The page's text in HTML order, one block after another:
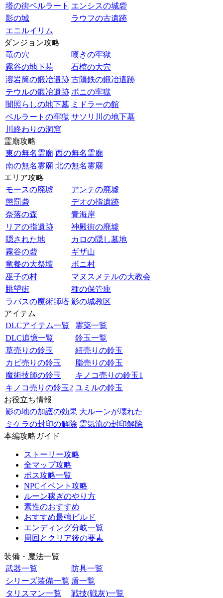
塔の街ベルラート エンシスの城砦
影の城
ラウフの古遺跡
エニルイリム
ダンジョン攻略
竜の穴
嘆きの牢獄
霧谷の地下墓
石棺の大穴
溶岩筒の鍛冶遺跡 古隕鉄の鍛冶遺跡
テウルの鍛冶遺跡 ボニの牢獄
闇照らしの地下墓 ミドラーの館
ベルラートの牢獄 サソリ川の地下墓
川終わりの洞窟
霊廟攻略
東の無名霊廟 西の無名霊廟
南の無名霊廟 北の無名霊廟
エリア攻略
モースの廃墟
アンテの廃墟
懲罰砦
デオの指遺跡
奈落の森
青海岸
リアの指遺跡
神殿街の廃墟
隠された地
カロの隠し墓地
霧谷の砦
ギザ山
竜餐の大祭壇
ボニ村
巫子の村
マヌスメテルの大教会
眺望街
種の保管庫
ラバスの魔術師塔 影の城教区
アイテム
DLCアイテム一覧
霊薬一覧
DLC追憶一覧
鈴玉一覧
草売りの鈴玉
紐売りの鈴玉
カビ売りの鈴玉
脂売りの鈴玉
魔術技師の鈴玉
キノコ売りの鈴玉1
キノコ売りの鈴玉2 ユミルの鈴玉
お役立ち情報
影の地の加護の効果 大ルーンが壊れた
ミケラの封印の解除 霊気流の封印解除
本編攻略ガイド
ストーリー攻略
全マップ攻略
ボス攻略一覧
NPCイベント攻略
ルーン稼ぎのやり方
素性のおすすめ
おすすめ最強ビルド
エンディング分岐一覧
周回とクリア後の要素
装備・魔法一覧
武器一覧
防具一覧
シリーズ装備一覧 盾一覧
タリスマン一覧
戦技(戦灰)一覧